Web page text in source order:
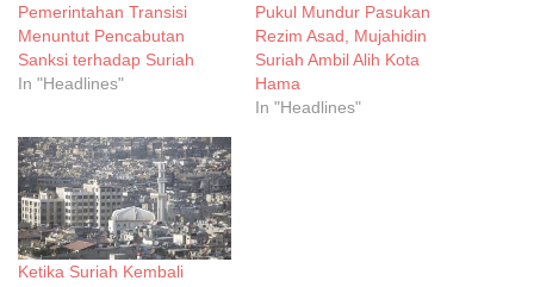
Pemerintahan Transisi
Menuntut Pencabutan
Sanksi terhadap Suriah
In "Headlines"
Pukul Mundur Pasukan
Rezim Asad, Mujahidin
Suriah Ambil Alih Kota
Hama
In "Headlines"
Ketika Suriah Kembali